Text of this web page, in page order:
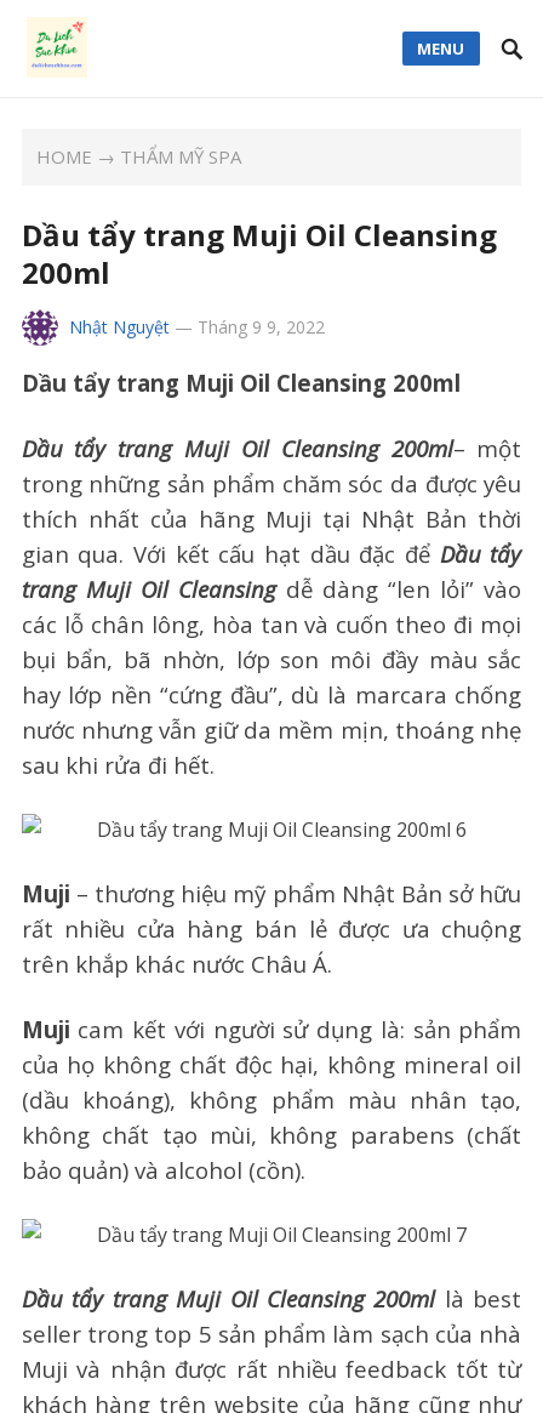
MENU
HOME → THẨM MỸ SPA
Dầu tẩy trang Muji Oil Cleansing
200ml
Nhật Nguyệt— Tháng 9 9, 2022
Dầu tẩy trang Muji Oil Cleansing 200ml
Dầu tẩy trang Muji Oil Cleansing 200ml– một
trong những sản phẩm chăm sóc da được yêu
thích nhất của hãng Muji tại Nhật Bản thời
gian qua. Với kết cấu hạt dầu đặc để Dầu tẩy
trang Muji Oil Cleansing dễ dàng “len lỏi” vào
các lỗ chân lông, hòa tan và cuốn theo đi mọi
bụi bẩn, bã nhờn, lớp son môi đầy màu sắc
hay lớp nền “cứng đầu”, dù là marcara chống
nước nhưng vẫn giữ da mềm mịn, thoáng nhẹ
sau khi rửa đi hết.
Muji – thương hiệu mỹ phẩm Nhật Bản sở hữu
rất nhiều cửa hàng bán lẻ được ưa chuộng
trên khắp khác nước Châu Á.
Muji cam kết với người sử dụng là: sản phẩm
của họ không chất độc hại, không mineral oil
(dầu khoáng), không phẩm màu nhân tạo,
không chất tạo mùi, không parabens (chất
bảo quản) và alcohol (cồn).
Dầu tẩy trang Muji Oil Cleansing 200mllà best
seller trong top 5 sản phẩm làm sạch của nhà
Muji và nhận được rất nhiều feedback tốt từ
khách hàng trên website của hãng cũng như